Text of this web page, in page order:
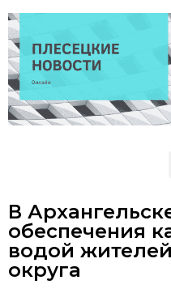
В
обеспечения
водой
округа